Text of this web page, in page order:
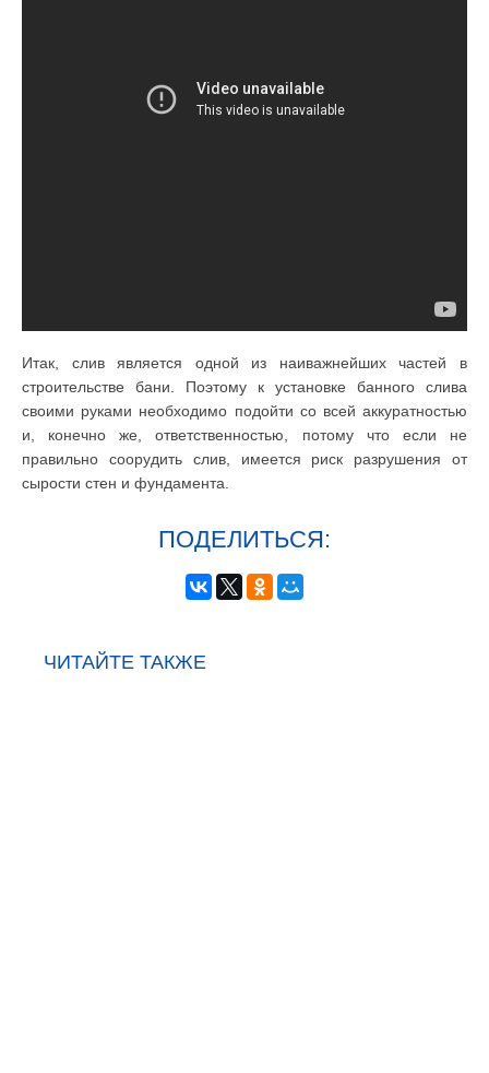
Итак, слив является одной из наиважнейших частей в
строительстве бани. Поэтому к установке банного слива
своими руками необходимо подойти со всей аккуратностью
и, конечно же, ответственностью, потому что если не
правильно соорудить слив, имеется риск разрушения от
сырости стен и фундамента.
ПОДЕЛИТЬСЯ:
ЧИТАЙТЕ ТАКЖЕ